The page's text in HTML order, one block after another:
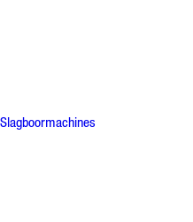
Slagboormachines